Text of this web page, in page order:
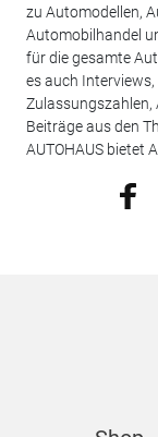
zu Automodellen,
Automobilhandel
für die gesamte
es auch
Beiträge aus den
AUTOHAUS bietet